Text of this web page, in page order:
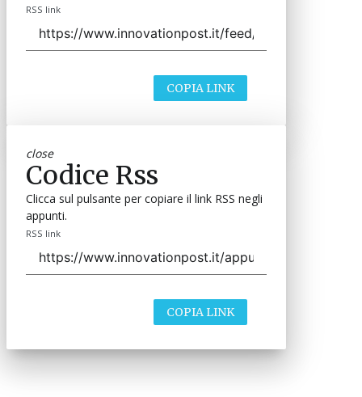
RSS link
COPIA LINK
close
Codice Rss
Clicca sul pulsante per copiare il link RSS negli
appunti.
RSS link
COPIA LINK